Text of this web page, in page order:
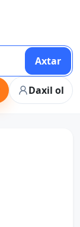
Axtar
Daxil ol